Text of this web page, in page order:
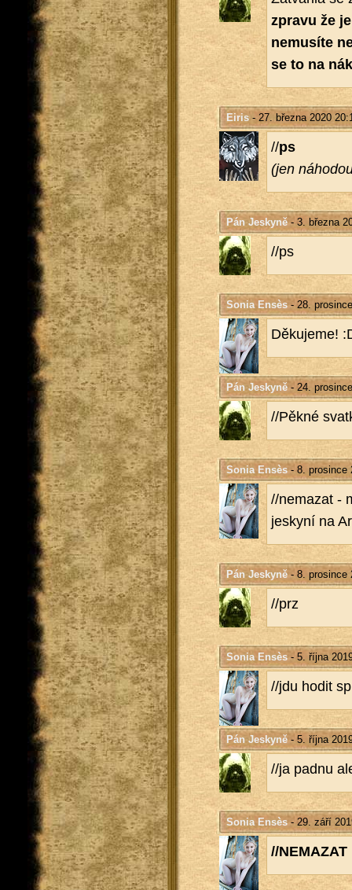
zpra­vu že
ne­mu­sí­te
se to na
Eiris- 27. března 2020
//ps
(jen
Pán Jeskyně- 3. března
//ps
Sonia Ensès- 28.
Dě­ku­je­me!
Pán Jeskyně- 24.
//Pěkné
Sonia Ensès- 8. prosince
//ne­ma­zat -
jes­ky­ní na
Pán Jeskyně- 8. prosince
//prz
Sonia Ensès- 5. října
//jdu hodit
Pán Jeskyně- 5. října
//ja padnu
Sonia Ensès- 29. září
//NE­MA­ZAT